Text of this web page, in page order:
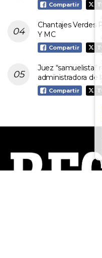
Compartir
Chantajes Verdes
Y MC
Compartir
Juez “samuelista”
administradora de
Compartir